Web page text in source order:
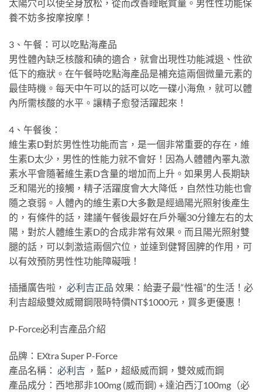
太陽穴可以使全身放松，從而改善睡眠質量。男性性功能保
養不妨多按摩按摩！
3、午餐：可以吃點海產品
男性體內缺乏核酸和碘的適合，就會出現性功能減退、性欲
低下的癥狀。在午餐時吃點海產品是補充這兩個微量元素的
最佳時機。每天中午可以的話可以吃一碟小海魚，就可以體
內所需核酸的水平。讓精子愈發活躍起來！
4、午餐後：
維生素D對於男性性功能而言，是一個非常重要的存在，維
生素D太少，男性的性能力就不會好！因為人體體內睪丸激
素水平會隨著維生素D含量的增加而上升。如果男人長期缺
乏和陽光的接觸，精子活躍度會大大降低，自然性功能也會
隨之衰弱。人體內的維生素D大多數是經過陽光照射後產生
的，有條件的話，建議午餐後最好在戶外曬30分鐘左右的太
陽，對於人體維生素D的合成非常有效果。而且陽光照射雙
腿的話，可以刺激這兩個穴位，並達到健腎固脾的作用，可
以有效預防男性性功能障礙哦！
插播廣告啦， 必利吉正品 效果：給妻子最“性福”的生活！必
利吉超級雙效威爾鋼限時特價NT$1000元，買多更優惠！
P-Force必利吉產品介紹
品牌：EXtra Super P-Force
產品名稱： 必利吉 ，藍P，超級威而鋼，雙效威而鋼
產品成分：西地那非100mg (威而鋼) + 達泊西汀100mg（必